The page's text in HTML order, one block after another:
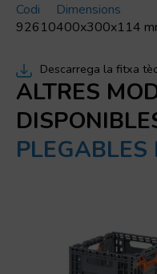
Codi
92610
Dimensions
400x300x114
Descarrega la fitxa
ALTRES